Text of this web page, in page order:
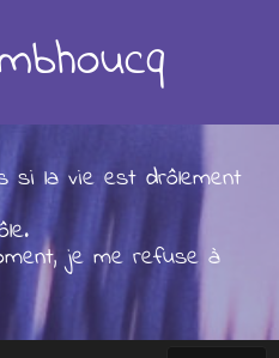
si la vie est drôlement
je me refuse à